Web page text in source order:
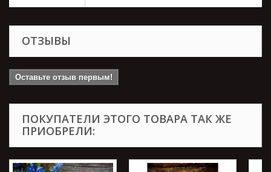
ОТЗЫВЫ
Оставьте отзыв первым!
ПОКУПАТЕЛИ ЭТОГО ТОВАРА ТАК ЖЕ
ПРИОБРЕЛИ: